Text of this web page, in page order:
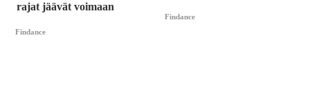
rajat jäävät voimaan
Findance
Findance